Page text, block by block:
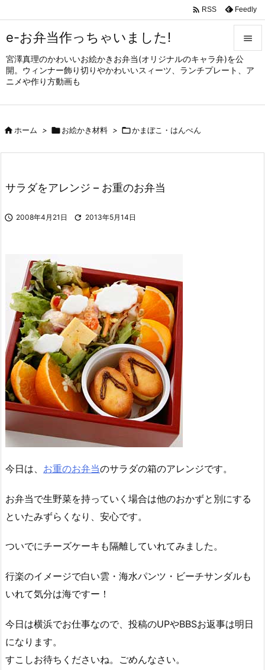
e-お弁当作っちゃいました!
宮澤真理のかわいいお絵かきお弁当(オリジナルのキャラ弁)を公
開。ウィンナー飾り切りやかわいいスィーツ、ランチプレート、ア
ニメや作り方動画も


メニュ
サイド

 RSS Feedly
ホーム > お絵かき材料 > かまぼこ・はんぺん
サラダをアレンジ – お重のお弁当
 2008年4月21日  2013年5月14日
今日は、 お重のお弁当のサラダの箱のアレンジです。
お弁当で生野菜を持っていく場合は他のおかずと別にする
といたみずらくなり、安心です。
ついでにチーズケーキも隔離していれてみました。
行楽のイメージで白い雲・海水パンツ・ビーチサンダルも
いれて気分は海ですー！
今日は横浜でお仕事なので、投稿のUPやBBSお返事は明日
になります。
すこしお待ちくださいね。ごめんなさい。